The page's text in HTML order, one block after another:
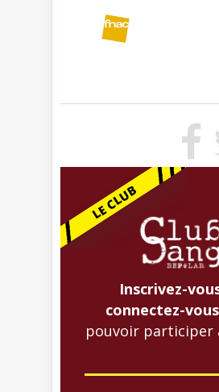
Inscrivez-
connectez-vous
pouvoir participer